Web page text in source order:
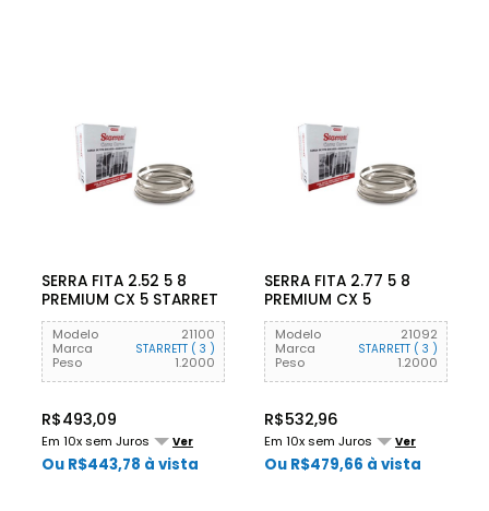
SERRA FITA 2.52 5 8
PREMIUM CX 5 STARRET
Modelo
21100
Marca
STARRETT ( 3 )
Peso 1.2000
R$493,09
Em 10x sem Juros Ver
Ou R$443,78 à vista
SERRA FITA 2.77 5 8
PREMIUM CX 5
STARRETT
Modelo
21092
Marca
STARRETT ( 3 )
Peso 1.2000
R$532,96
Em 10x sem Juros Ver
Ou R$479,66 à vista